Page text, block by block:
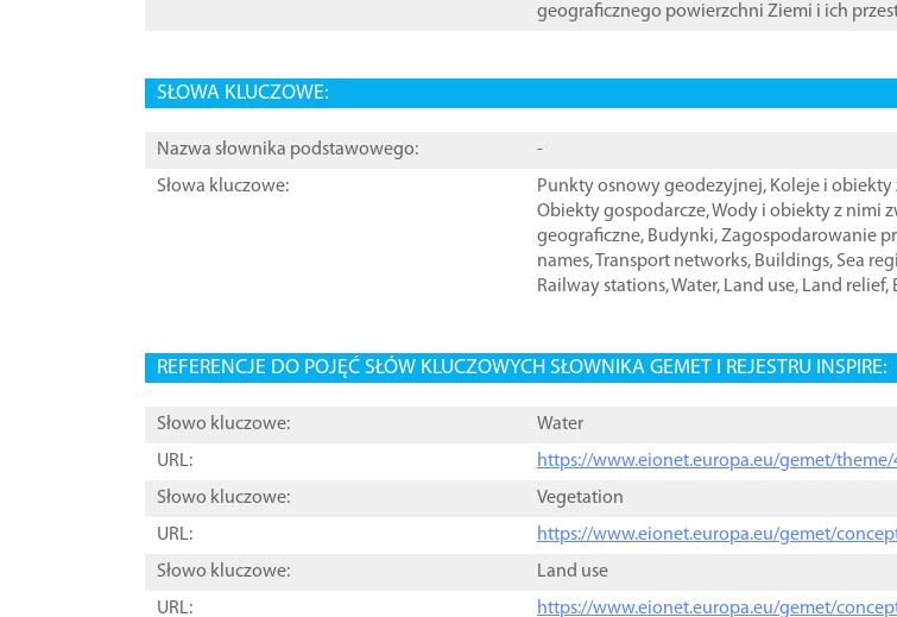
geograficznego powierzchni Ziemi i ich
SŁOWA KLUCZOWE:
Nazwa słownika podstawowego:
-
Słowa kluczowe:
Punkty osnowy geodezyjnej, Koleje i
Obiekty gospodarcze,Wody i obiekty z nimi
geograficzne, Budynki,Zagospodarowanie
names,Transport networks, Buildings, Sea
Railway stations,Water, Land use, Land relief,
REFERENCJE DO POJĘĆ SŁÓW KLUCZOWYCH SŁOWNIKA GEMET I REJESTRU INSPIRE:
Słowo kluczowe:
Water
URL:
https://www.eionet.europa.eu/gemet/theme/
Słowo kluczowe:
Vegetation
URL:
https://www.eionet.europa.eu/gemet/
Słowo kluczowe:
Land use
URL:
https://www.eionet.europa.eu/gemet/